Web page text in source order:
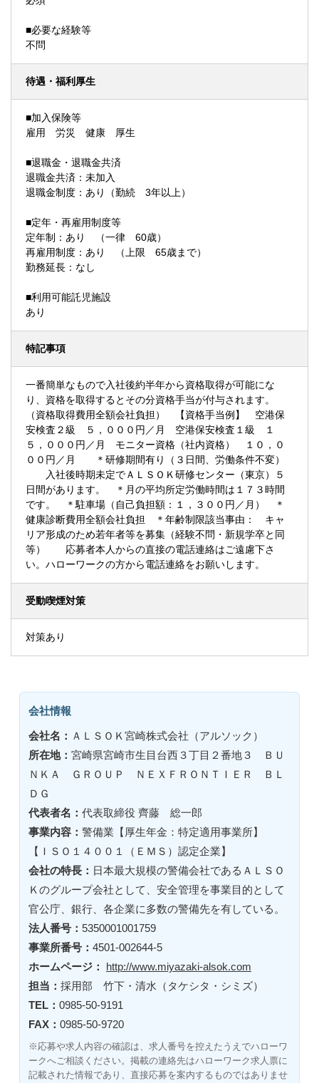
■必要な経験等
不問
待遇・福利厚生
■加入保険等
雇用 労災 健康 厚生
■退職金・退職金共済
退職金共済：未加入
退職金制度：あり（勤続 3年以上）
■定年・再雇用制度等
定年制：あり （一律 60歳）
再雇用制度：あり （上限 65歳まで）
勤務延長：なし
■利用可能託児施設
あり
特記事項
一番簡単なもので入社後約半年から資格取得が可能にな
り、資格を取得するとその分資格手当が付与されます。
（資格取得費用全額会社負担） 【資格手当例】 空港保
安検査２級 ５，０００円／月 空港保安検査１級 １
５，０００円／月 モニター資格（社内資格） １０，０
００円／月 ＊研修期間有り（３日間、労働条件不変）
入社後時期未定でＡＬＳＯＫ研修センター（東京）５
日間があります。 ＊月の平均所定労働時間は１７３時間
です。 ＊駐車場（自己負担額：１，３００円／月） ＊
健康診断費用全額会社負担 ＊年齢制限該当事由： キャ
リア形成のため若年者等を募集（経験不問・新規学卒と同
等） 応募者本人からの直接の電話連絡はご遠慮下さ
い。ハローワークの方から電話連絡をお願いします。
受動喫煙対策
対策あり
会社情報
会社名： ＡＬＳＯＫ宮崎株式会社（アルソック）
所在地： 宮崎県宮崎市生目台西３丁目２番地３ ＢＵ
ＮＫＡ ＧＲＯＵＰ ＮＥＸＦＲＯＮＴＩＥＲ ＢＬ
ＤＧ
代表者名： 代表取締役 齊藤 総一郎
事業内容： 警備業【厚生年金：特定適用事業所】
【ＩＳＯ１４００１（ＥＭＳ）認定企業】
会社の特長： 日本最大規模の警備会社であるＡＬＳＯ
Ｋのグループ会社として、安全管理を事業目的として
官公庁、銀行、各企業に多数の警備先を有している。
法人番号： 5350001001759
事業所番号： 4501-002644-5
ホームページ：
http://www.miyazaki-alsok.com
担当： 採用部 竹下・清水（タケシタ・シミズ）
TEL： 0985-50-9191
FAX： 0985-50-9720
※応募や求人内容の確認は、求人番号を控えたうえでハローワ
ークへご相談ください。掲載の連絡先はハローワーク求人票に
記載された情報であり、直接応募を案内するものではありませ